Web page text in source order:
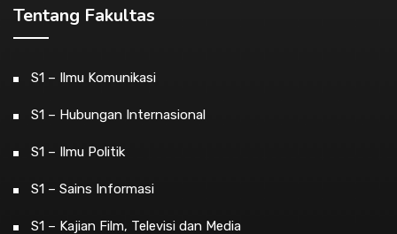
Tentang Fakultas
S1 – Ilmu Komunikasi
S1 – Hubungan Internasional
S1 – Ilmu Politik
S1 – Sains Informasi
S1 – Kajian Film, Televisi dan Media